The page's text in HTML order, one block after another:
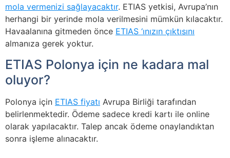
mola vermenizi sağlayacaktır. ETIAS yetkisi, Avrupa’nın
herhangi bir yerinde mola verilmesini mümkün kılacaktır.
Havaalanına gitmeden önce ETIAS ‘ınızın çıktısını
almanıza gerek yoktur.
ETIAS Polonya için ne kadara mal
oluyor?
Polonya için ETIAS fiyatı Avrupa Birliği tarafından
belirlenmektedir. Ödeme sadece kredi kartı ile online
olarak yapılacaktır. Talep ancak ödeme onaylandıktan
sonra işleme alınacaktır.